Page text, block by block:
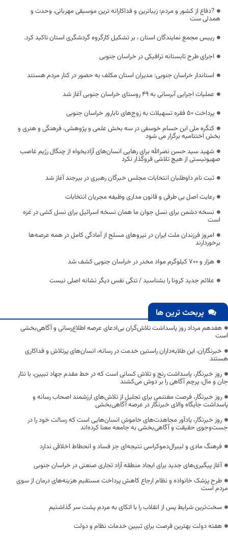
?دفاع از کشور و مردم؛ زیباترین و فداکارانه ترین موسیقی مهربانی، وحدت و
همدلی ست
رییس مجمع نمایندگان استان ، بر تشکیل کارگروه گردشگری استان تاکید کرد.
اجرای طرح تابستانه ترافیکی در خراسان جنوبی
استاندار خراسان جنوبی: مدیران استان مکلف به حضور در کنار مردم هستند
عملیات اجرایی آبرسانی به ۴۹ روستای خراسان جنوبی آغاز شد
پرداخت ۵۰ فقره تسهیلات به زوج‌های نابارور خراسان جنوبی
کنگره ملی ابن حسام خوسفی در سه بخش علمی و پژوهشی، فرهنگی و هنری و
بخش اختتامیه برگزار می شود
شهید سید حسن نصرالله برای رهایی انسان‌های آزادیخواه از چنگال رژیم غاصب
صهیونیستی از هیچ تلاشی فروگذار نکرد
ثبت نام داوطلبان انتخابات مجلس خبرگان رهبری در بیرجند آغاز شد
رعایت اصل بی طرفی و قانون مداری وظیفه مجریان انتخابات
نسخه دشمن برای نسل جوان ما همان نسخه اسرائیل برای نسل کشی در غزه
است
امروز فرزندان ملت ایران در نیروهای مسلح از آمادگی کامل در همه عرصه‌ها
برخوردارند
هزار و ۷۰۰ کیلوگرم مواد مخدر در خراسان جنوبی کشف شد
علائم جدید کرونا را بشناسید / تنگی نفس دیگر نشانه اصلی نیست
پربحث ترین ها
هفدهم مرداد روز پاسداشت تلاش‌گران بی‌ادعای عرصه اطلاع‌رسانی و آگاهی‌بخشی
است
خبرنگاران، این طلایه‌داران راستین خدمت در رسانه، انسان‌های پرتلاش و فداکاری
هستند
روز خبرنگار، پاسداشت رنج و تلاش کسانی است که در خط مقدم جهاد تبیین، با نثار
جان و مال، پرچم آگاهی را بر دوش می‌کشند
روز خبرنگار، فرصت مغتنمی برای تجلیل از تلاش‌های ارزشمند اصحاب رسانه و
پاسداشت جایگاه والای خبرنگار در عرصه آگاهی‌بخشی
روز خبرنگار، یادآور مجاهدت‌های خاموش انسان‌هایی است که رسالت خود را در
جست‌وجوی حقیقت و آگاهی‌بخشی به جامعه معنا کرده‌اند
فرهنگ مادی و لیبرال‌دموکراسی نتیجه‌ای جز فساد و انحطاط اخلاقی ندارد
آغاز پیگیری‌های جدید برای ایجاد منطقه آزاد تجاری صنعتی در خراسان جنوبی
طرح پزشک خانواده و نظام ارجاع کاهش پرداخت مستقیم هزینه‌های درمان از سوی
مردم است
سخت‌ترین شرایط پس از انقلاب را با اتکای به مردم پشت سر گذاشتیم
هفته دولت بهترین فرصت برای تبیین خدمات نظام و دولت